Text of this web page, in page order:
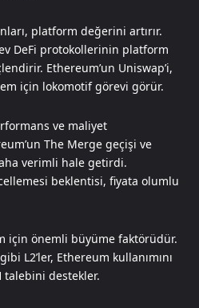
platform değerini artırır.
DeFi protokollerinin platform
Ethereum’un Uniswap’i,
için lokomotif görevi görür.
ve maliyet
The Merge geçişi ve
verimli hale getirdi.
beklentisi, fiyata olumlu
için önemli büyüme faktörüdür.
L2’ler, Ethereum kullanımını
talebini destekler.